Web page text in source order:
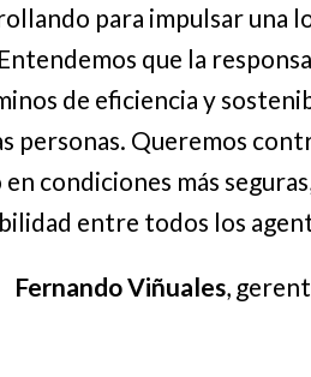
para impulsar una
que la
de eficiencia y
personas. Queremos
condiciones más
entre todos los
Fernando Viñuales,